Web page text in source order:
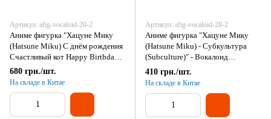
Артикул: afig-vocaloid-20-2
Аниме фигурка "Хацуне Мику
(Hatsune Miku) С днём рождения
Счастливый кот Happy Birthday
Happy Cat ver." - копия, 23 см
680 грн./шт.
На складе в Китае
Артикул: afig-vocaloid-28-2
Аниме фигурка "Хацуне Мику
(Hatsune Miku) - Субкультура
(Subculture)" - Вокалоид
(Vocaloid) - копия, 18.5 см
410 грн./шт.
На складе в Китае